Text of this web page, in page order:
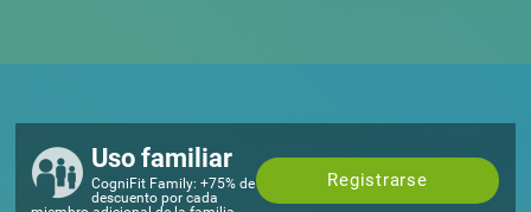
Uso familiar
Registrarse
CogniFit Family: +75% de
descuento por cada